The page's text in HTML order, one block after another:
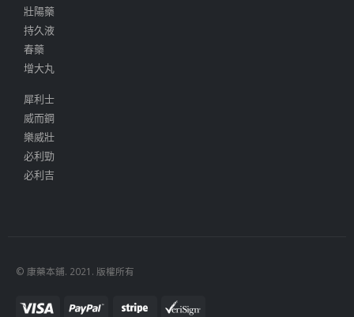
壯陽藥
持久液
春藥
增大丸
犀利士
威而鋼
樂威壯
必利勁
必利吉
© 康藥本鋪. 2021. 版權所有